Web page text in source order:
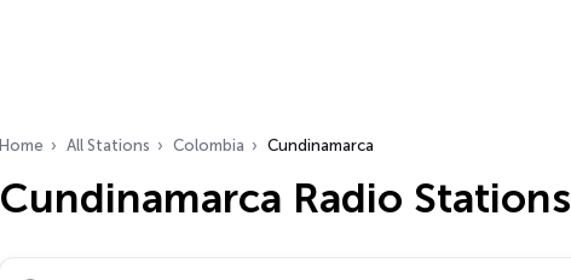
Home All Stations Colombia Cundinamarca
Cundinamarca Radio Stations
Search radio stations…